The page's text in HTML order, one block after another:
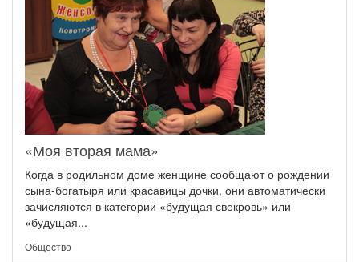
«Моя вторая мама»
Когда в родильном доме женщине сообщают о рождении
сына-богатыря или красавицы дочки, они автоматически
зачисляются в категории «будущая свекровь» или
«будущая...
Общество